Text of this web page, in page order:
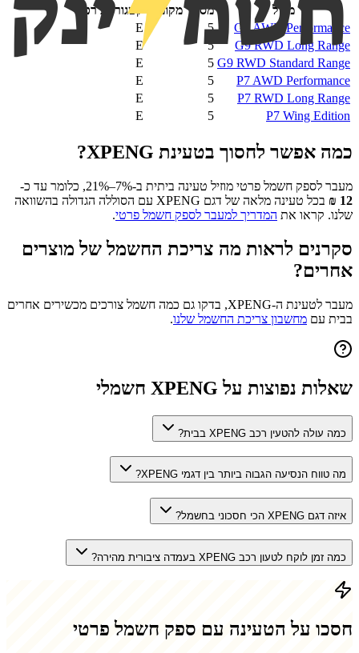
מודל מספר מקומות
קטגוריית רכב
G9 AWD Performance
5
E
G9 RWD Long Range
5
E
G9 RWD Standard Range
5
E
P7 AWD Performance
5
E
P7 RWD Long Range
5
E
P7 Wing Edition
5
E
כמה אפשר לחסוך בטעינת XPENG
?
מעבר לספק חשמל פרטי מוזיל טעינה ביתית ב-7%–21%, כלומר עד כ-
12
₪ בכל טעינה מלאה של דגם XPENG עם הסוללה הגדולה בהשוואה
שלנו. קראו את המדריך למעבר לספק חשמל פרטי.
סקרנים לראות מה צריכת החשמל של מוצרים
אחרים?
מעבר לטעינת ה-XPENG, בדקו גם כמה חשמל צורכים מכשירים אחרים
בבית עם מחשבון צריכת החשמל שלנו.
שאלות נפוצות על XPENG חשמלי
כמה עולה להטעין רכב XPENG בבית?
מה טווח הנסיעה הגבוה ביותר בין דגמי XPENG?
איזה דגם XPENG הכי חסכוני בחשמל?
כמה זמן לוקח לטעון רכב XPENG בעמדה ציבורית מהירה?
חסכו על הטעינה עם ספק חשמל פרטי